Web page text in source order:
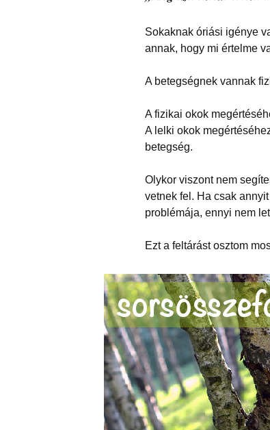
Sokaknak óriási igénye
annak, hogy mi értelme
A betegségnek vannak
A fizikai okok
A lelki okok
betegség.
Olykor viszont nem
vetnek fel. Ha csak
problémája, ennyi nem
Ezt a feltárást osztom